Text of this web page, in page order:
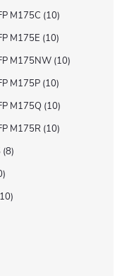
M175C 10
M175E 10
M175NW 10
M175P 10
M175Q 10
M175R 10
8
10